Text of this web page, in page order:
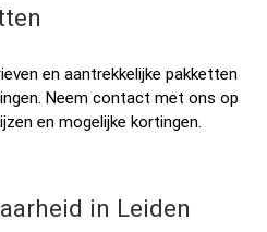
en aantrekkelijke pakketten
Neem contact met ons op
en mogelijke kortingen.
in Leiden